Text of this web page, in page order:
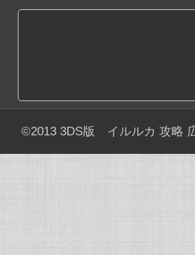
©2013 3DS版 イルルカ 攻略